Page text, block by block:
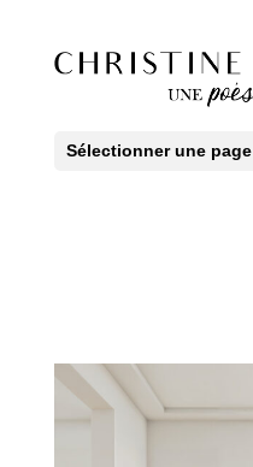
Sélectionner une page